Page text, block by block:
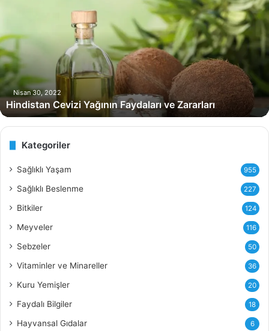
i
s
t
a
e
Nisan 30, 2022
Hindistan Cevizi Yağının Faydaları ve Zararları
Kategoriler
Sağlıklı Yaşam 955
Sağlıklı Beslenme 227
Bitkiler 124
Meyveler 116
Sebzeler 50
Vitaminler ve Minareller 36
Kuru Yemişler 20
Faydalı Bilgiler 18
Hayvansal Gıdalar 6